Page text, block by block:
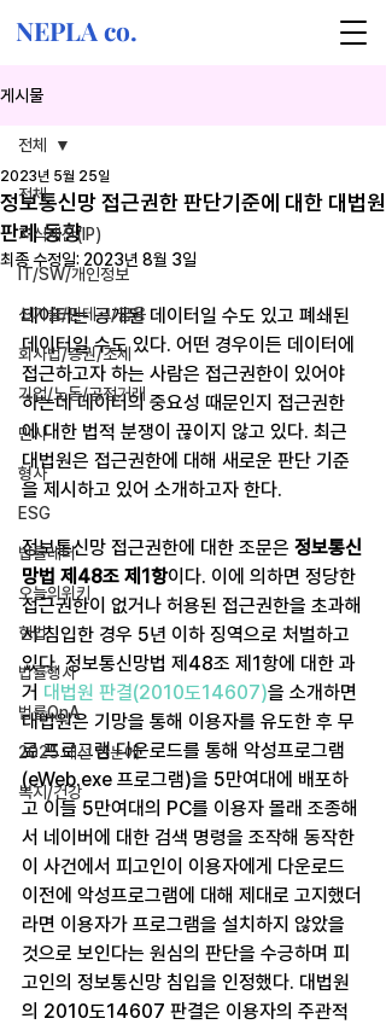
NEPLA co.
게시물
전체
지식재산(IP)
IT/SW/개인정보
신기술/핀테크/금융
회사법/증권/조세
기업/노동/공정거래
민사
형사
ESG
법률레터
오늘의위키
헌법
법률행사
법률QnA
2025 대선 한눈에
복지/건강
전체
정보통신망 접근권한 판단기준에 대한 대법원
판례 동향
2023년 5월 25일
최종 수정일: 2023년 8월 3일
데이터는 공개된 데이터일 수도 있고 폐쇄된
데이터일 수도 있다. 어떤 경우이든 데이터에
접근하고자 하는 사람은 접근권한이 있어야
하는데 데이터의 중요성 때문인지 접근권한
에 대한 법적 분쟁이 끊이지 않고 있다. 최근
대법원은 접근권한에 대해 새로운 판단 기준
을 제시하고 있어 소개하고자 한다.
정보통신망 접근권한에 대한 조문은 정보통신
망법 제48조 제1항이다. 이에 의하면 정당한
접근권한이 없거나 허용된 접근권한을 초과해
서 침입한 경우 5년 이하 징역으로 처벌하고
있다. 정보통신망법 제48조 제1항에 대한 과
거 대법원 판결(2010도14607)을 소개하면
대법원은 기망을 통해 이용자를 유도한 후 무
료 프로그램 다운로드를 통해 악성프로그램
(eWeb.exe 프로그램)을 5만여대에 배포하
고 이들 5만여대의 PC를 이용자 몰래 조종해
서 네이버에 대한 검색 명령을 조작해 동작한
이 사건에서 피고인이 이용자에게 다운로드
이전에 악성프로그램에 대해 제대로 고지했더
라면 이용자가 프로그램을 설치하지 않았을
것으로 보인다는 원심의 판단을 수긍하며 피
고인의 정보통신망 침입을 인정했다. 대법원
의 2010도14607 판결은 이용자의 주관적